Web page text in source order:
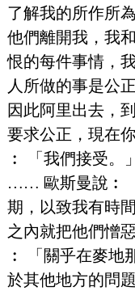
了解我的所作所
他們離開我，我
恨的每件事情，
人所做的事是公
因此阿里出去，
要求公正，現在
︰ 「我們接受。
…… 歐斯曼說︰
期，以致我有時
之內就把他們憎
︰ 「關乎在麥地
於其他地方的問